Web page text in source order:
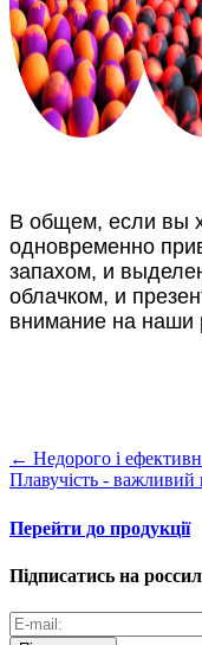
В общем, если вы
одновременно
запахом, и
облачком, и
внимание на наши
← Недорого і
Плавучість -
Перейти до продукції
Підписатись на